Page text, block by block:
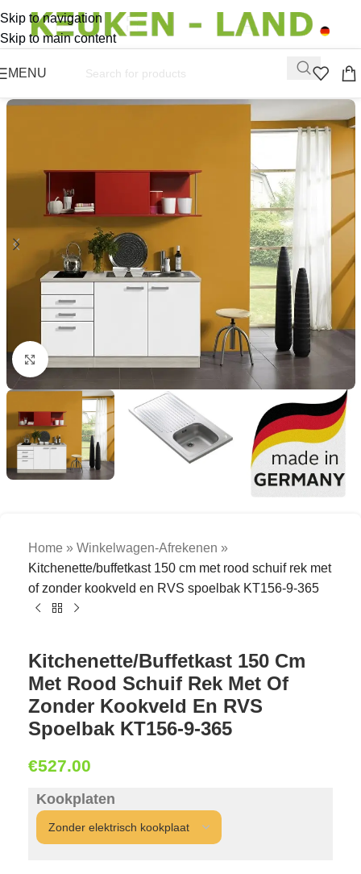
Skip to navigation
Skip to main content
MENU
Click to enlarge
Home » Winkelwagen-Afrekenen »
Kitchenette/buffetkast 150 cm met rood schuif rek met
of zonder kookveld en RVS spoelbak KT156-9-365
Kitchenette/buffetkast 150 Cm
Met Rood Schuif Rek Met Of
Zonder Kookveld En RVS
Spoelbak KT156-9-365
€527.00
Kookplaten